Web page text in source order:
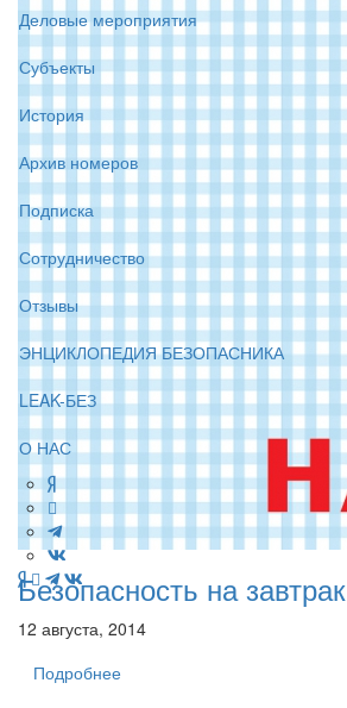
Деловые мероприятия
Субъекты
История
Архив номеров
Подписка
Сотрудничество
Отзывы
ЭНЦИКЛОПЕДИЯ БЕЗОПАСНИКА
LEAK-БЕЗ
О НАС
Безопасность на завтрак
12 августа, 2014
Подробнее